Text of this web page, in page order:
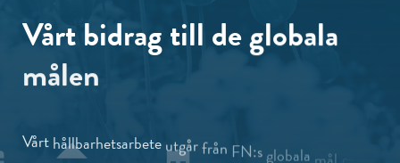
Vårtbidragtill deglobala
målen
Vårthållbarhetsarbeteutgår från FN:s